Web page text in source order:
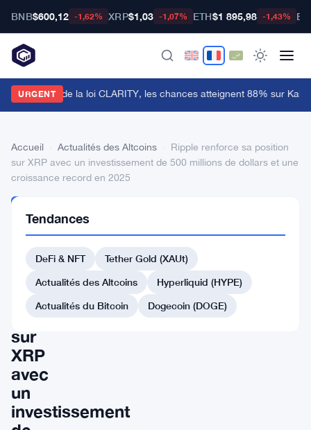
BNB$600,12 -1,62% XRP$1,03 -1,07% ETH$1 895,98 -1,43%
URGENT
Sénat retarde la loi CLARITY, les chances atteignent 88% sur
Accueil Actualités des Altcoins
Ripple renforce sa position
sur XRP avec un investissement de 500 millions de dollars et une
croissance record en 2025
DES
ALTCOINS
Ripple
renforce
sur
XRP
avec
un
investissement
Tendances
DeFi & NFT
Tether Gold (XAUt)
Actualités des Altcoins
Hyperliquid (HYPE)
Actualités du Bitcoin
Dogecoin (DOGE)